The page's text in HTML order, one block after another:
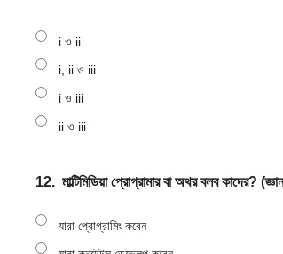
i ও ii
i, ii ও iii
i ও iii
ii ও iii
12. মাল্টিমিডিয়া প্রোগ্রামার বা অথর বলব কাদের?
যারা প্রোগ্রামিং করেন